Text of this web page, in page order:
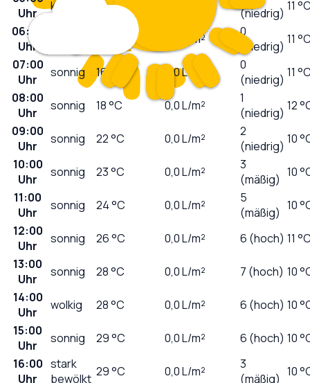
Uhr
klar 16°C
(niedrig) 11
06:00
Uhr
L/m²
0
(niedrig) 11
07:00
Uhr
sonnig 16 0,0L/m²
0
(niedrig) 11
08:00
Uhr
sonnig 18°C 0,0L/m²
1
(niedrig) 12
09:00
Uhr
sonnig 22°C 0,0L/m²
2
(niedrig) 10
10:00
Uhr
sonnig 23°C 0,0L/m²
3
(mäßig) 10
11:00
Uhr
sonnig 24°C 0,0L/m²
5
(mäßig) 10
12:00
Uhr
sonnig 26°C 0,0L/m² 6 (hoch) 11
13:00
Uhr
sonnig 28°C 0,0L/m² 7 (hoch) 10
14:00
Uhr
wolkig 28°C 0,0L/m² 6 (hoch) 10
15:00
Uhr
sonnig 29°C 0,0L/m² 6 (hoch) 10
16:00
Uhr
stark
bewölkt 29°C 0,0L/m²
3
(mäßig) 10